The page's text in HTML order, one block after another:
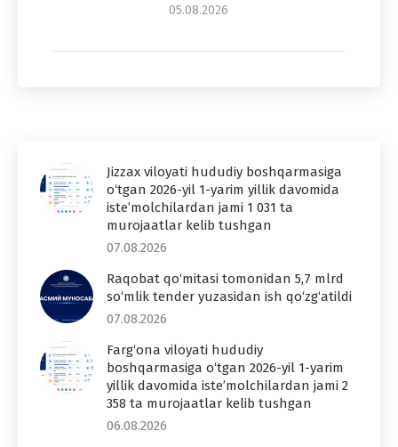
05.08.2026
Jizzax viloyati hududiy boshqarmasiga
o‘tgan 2026-yil 1-yarim yillik davomida
iste’molchilardan jami 1 031 ta
murojaatlar kelib tushgan
07.08.2026
Raqobat qo‘mitasi tomonidan 5,7 mlrd
so‘mlik tender yuzasidan ish qo‘zg‘atildi
07.08.2026
Farg‘ona viloyati hududiy
boshqarmasiga o‘tgan 2026-yil 1-yarim
yillik davomida iste’molchilardan jami 2
358 ta murojaatlar kelib tushgan
06.08.2026